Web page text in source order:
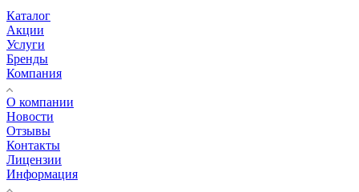
Каталог
Акции
Услуги
Бренды
Компания
О компании
Новости
Отзывы
Контакты
Лицензии
Информация